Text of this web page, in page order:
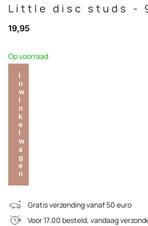
Little disc studs -
19,95
Op voorraad
I
n
w
i
n
k
e
l
w
a
g
e
n
Gratis verzending vanaf 50 euro
Voor 17.00 besteld, vandaag